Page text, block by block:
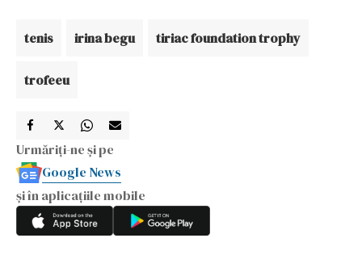
tenis irina begu tiriac foundation trophy
trofeeu
Urmăriți-ne și pe
Google News
și în aplicațiile mobile